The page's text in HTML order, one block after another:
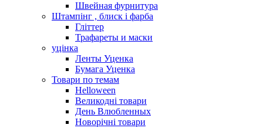
Швейная фурнитура
Штампінг , блиск і фарба
Гліттер
Трафареты и маски
уцінка
Ленты Уценка
Бумага Уценка
Товари по темам
Helloween
Великодні товари
День Влюбленных
Новорічні товари